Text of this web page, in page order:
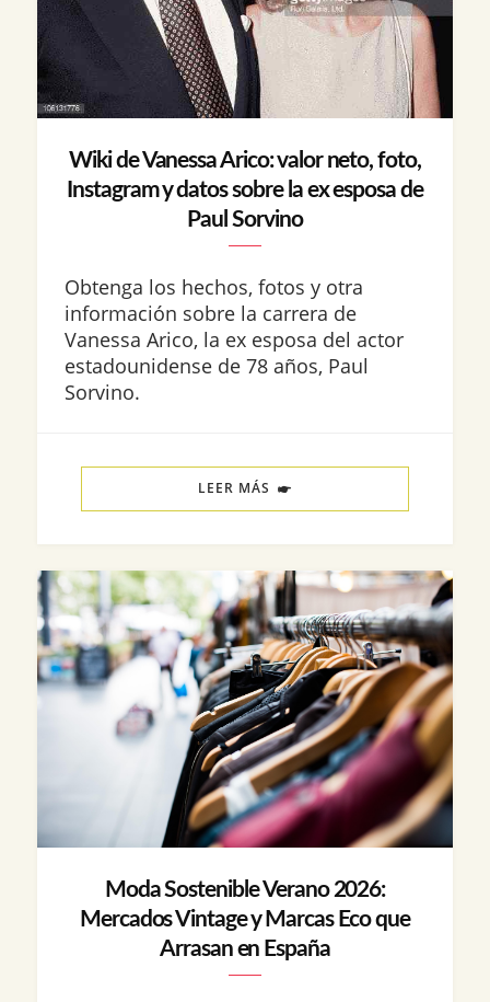
Wiki de Vanessa Arico: valor neto, foto,
Instagram y datos sobre la ex esposa de
Paul Sorvino
Obtenga los hechos, fotos y otra
información sobre la carrera de
Vanessa Arico, la ex esposa del actor
estadounidense de 78 años, Paul
Sorvino.
LEER MÁS
Moda Sostenible Verano 2026:
Mercados Vintage y Marcas Eco que
Arrasan en España